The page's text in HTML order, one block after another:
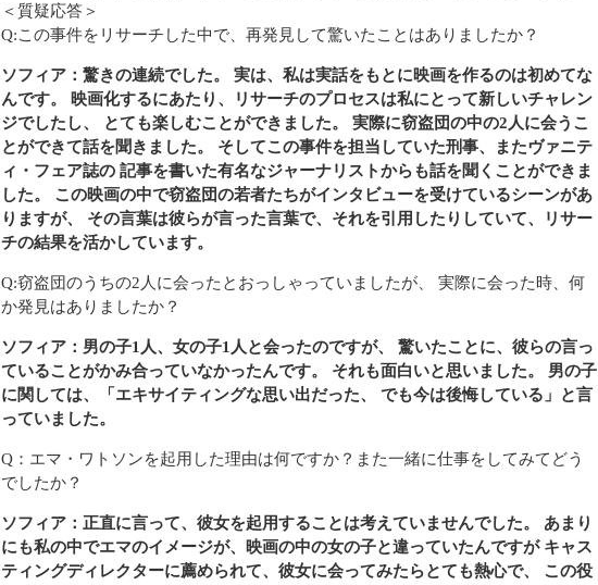
＜質疑応答＞
Q:この事件をリサーチした中で、再発見して驚いたことはありましたか？
ソフィア：驚きの連続でした。 実は、私は実話をもとに映画を作るのは初めてな
んです。 映画化するにあたり、リサーチのプロセスは私にとって新しいチャレン
ジでしたし、 とても楽しむことができました。 実際に窃盗団の中の2人に会うこ
とができて話を聞きました。 そしてこの事件を担当していた刑事、またヴァニテ
ィ・フェア誌の 記事を書いた有名なジャーナリストからも話を聞くことができま
した。 この映画の中で窃盗団の若者たちがインタビューを受けているシーンがあ
りますが、 その言葉は彼らが言った言葉で、それを引用したりしていて、リサー
チの結果を活かしています。
Q:窃盗団のうちの2人に会ったとおっしゃっていましたが、 実際に会った時、何
か発見はありましたか？
ソフィア：男の子1人、女の子1人と会ったのですが、 驚いたことに、彼らの言っ
ていることがかみ合っていなかったんです。 それも面白いと思いました。 男の子
に関しては、「エキサイティングな思い出だった、 でも今は後悔している」と言
っていました。
Q：エマ・ワトソンを起用した理由は何ですか？また一緒に仕事をしてみてどう
でしたか？
ソフィア：正直に言って、彼女を起用することは考えていませんでした。 あまり
にも私の中でエマのイメージが、映画の中の女の子と違っていたんですが キャス
ティングディレクターに薦められて、彼女に会ってみたらとても熱心で、 この役